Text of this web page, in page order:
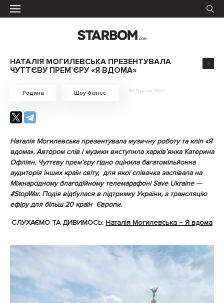
НАТАЛІЯ МОГИЛЕВСЬКА ПРЕЗЕНТУВАЛА
ЧУТТЄВУ ПРЕМ’ЄРУ «Я ВДОМА»
Родина Шоу-бізнес 30 Травня 2022
Наталія Могилевська презентувала музичну роботу та кліп «Я
вдома». Автором слів і музики виступила харків’янка Катерина
Офліян. Чуттєву прем’єру гідно оцінила багатомільйонна
аудиторія інших країн світу, для якої співачка заспівала на
Міжнародному благодійному телемарафоні Save Ukraine —
#StopWar. Подія відбулася в підтримку України, з трансляцію
ефіру для більш 20 країн Європи.
СЛУХАЄМО ТА ДИВИМОСЬ: Наталія Могилевська – Я вдома